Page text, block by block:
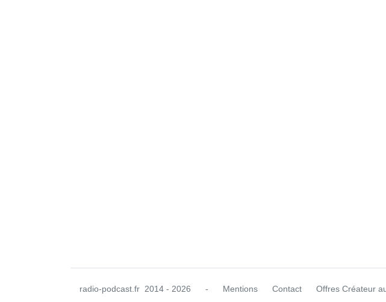
radio-podcast.fr 2014 - 2026 - Mentions Contact Offres Créateur